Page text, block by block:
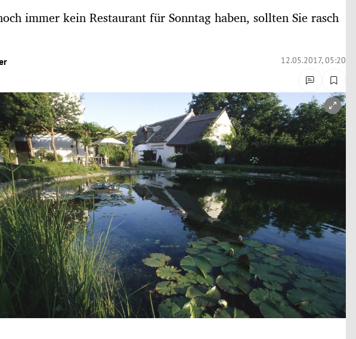
immer kein Restaurant für Sonntag haben, sollten Sie rasch
12.05.2017, 05:20
öffnen/schließen